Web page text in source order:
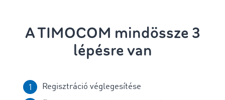
A TIMOCOM mindössze 3
lépésre van
Regisztráció véglegesítése